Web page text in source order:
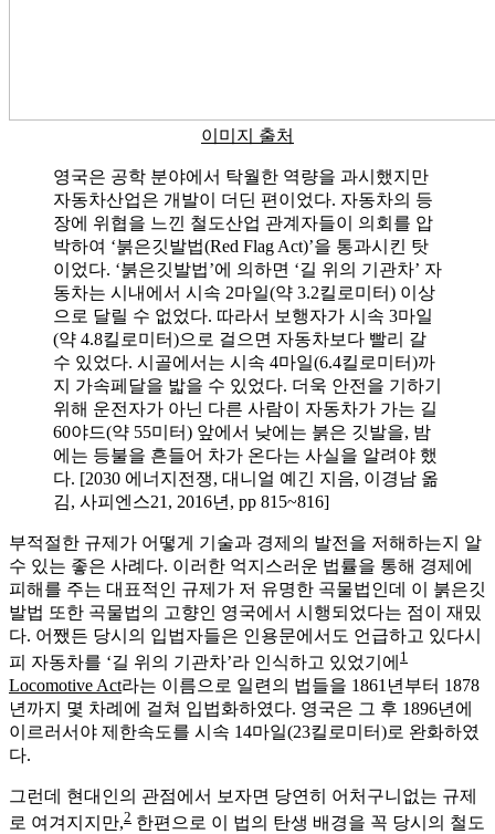
이미지 출처
영국은 공학 분야에서 탁월한 역량을 과시했지만
자동차산업은 개발이 더딘 편이었다. 자동차의 등
장에 위협을 느낀 철도산업 관계자들이 의회를 압
박하여 ‘붉은깃발법(Red Flag Act)’을 통과시킨 탓
이었다. ‘붉은깃발법’에 의하면 ‘길 위의 기관차’ 자
동차는 시내에서 시속 2마일(약 3.2킬로미터) 이상
으로 달릴 수 없었다. 따라서 보행자가 시속 3마일
(약 4.8킬로미터)으로 걸으면 자동차보다 빨리 갈
수 있었다. 시골에서는 시속 4마일(6.4킬로미터)까
지 가속페달을 밟을 수 있었다. 더욱 안전을 기하기
위해 운전자가 아닌 다른 사람이 자동차가 가는 길
60야드(약 55미터) 앞에서 낮에는 붉은 깃발을, 밤
에는 등불을 흔들어 차가 온다는 사실을 알려야 했
다. [2030 에너지전쟁, 대니얼 예긴 지음, 이경남 옮
김, 사피엔스21, 2016년, pp 815~816]
부적절한 규제가 어떻게 기술과 경제의 발전을 저해하는지 알
수 있는 좋은 사례다. 이러한 억지스러운 법률을 통해 경제에
피해를 주는 대표적인 규제가 저 유명한 곡물법인데 이 붉은깃
발법 또한 곡물법의 고향인 영국에서 시행되었다는 점이 재밌
다. 어쨌든 당시의 입법자들은 인용문에서도 언급하고 있다시
피 자동차를 ‘길 위의 기관차’라 인식하고 있었기에 1
Locomotive Act라는 이름으로 일련의 법들을 1861년부터 1878
년까지 몇 차례에 걸쳐 입법화하였다. 영국은 그 후 1896년에
이르러서야 제한속도를 시속 14마일(23킬로미터)로 완화하였
다.
그런데 현대인의 관점에서 보자면 당연히 어처구니없는 규제
로 여겨지지만,2 한편으로 이 법의 탄생 배경을 꼭 당시의 철도